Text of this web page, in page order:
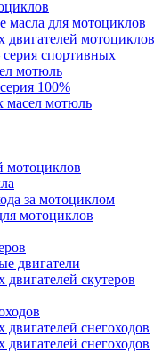
масла для мотоциклов
двигателей мотоциклов
спортивных
мотюль
100%
масел мотюль
мотоциклов
за мотоциклом
мотоциклов
двигатели
скутеров
снегоходов
снегоходов